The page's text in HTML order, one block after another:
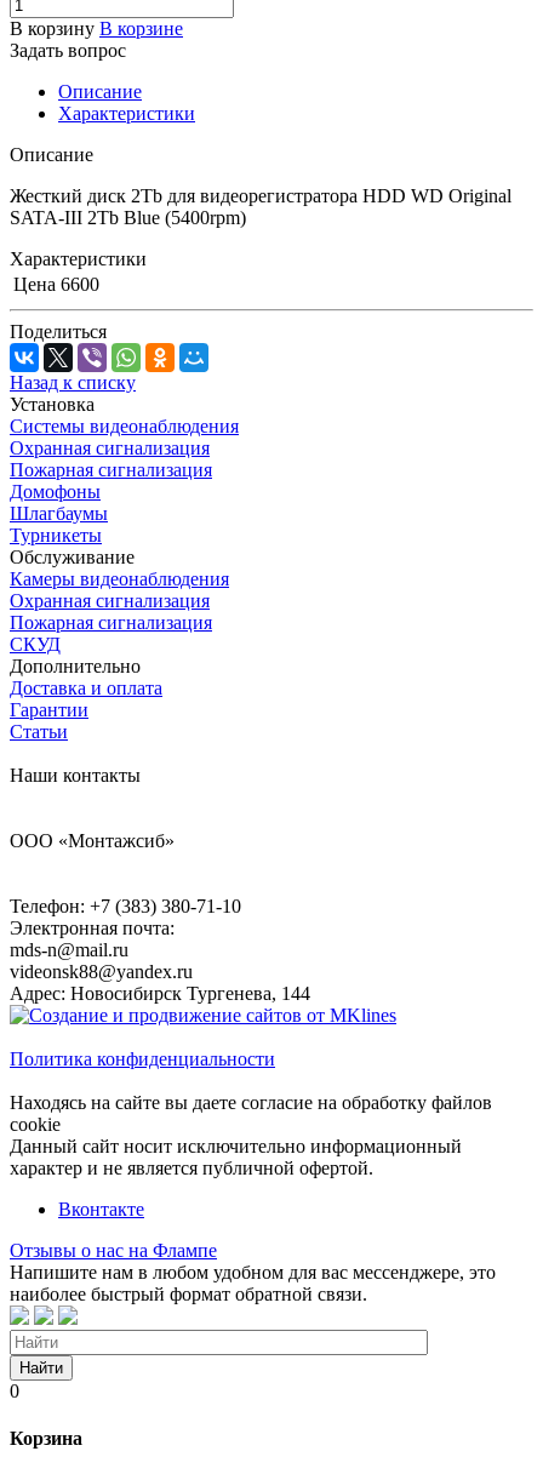
В корзину В корзине
Задать вопрос
Описание
Характеристики
Описание
Жесткий диск 2Tb для видеорегистратора HDD WD Original
SATA-III 2Tb Blue (5400rpm)
Характеристики
Цена 6600
Поделиться
Назад к списку
Установка
Системы видеонаблюдения
Охранная сигнализация
Пожарная сигнализация
Домофоны
Шлагбаумы
Турникеты
Обслуживание
Камеры видеонаблюдения
Охранная сигнализация
Пожарная сигнализация
СКУД
Дополнительно
Доставка и оплата
Гарантии
Статьи
Наши контакты
ООО «Монтажсиб»
Телефон: +7 (383) 380-71-10
Электронная почта:
mds-n@mail.ru
videonsk88@yandex.ru
Адрес: Новосибирск Тургенева, 144
Политика конфиденциальности
Находясь на сайте вы даете согласие на обработку файлов
cookie
Данный сайт носит исключительно информационный
характер и не является публичной офертой.
Вконтакте
Отзывы о нас на Флампе
Напишите нам в любом удобном для вас мессенджере, это
наиболее быстрый формат обратной связи.
Найти
0
Корзина